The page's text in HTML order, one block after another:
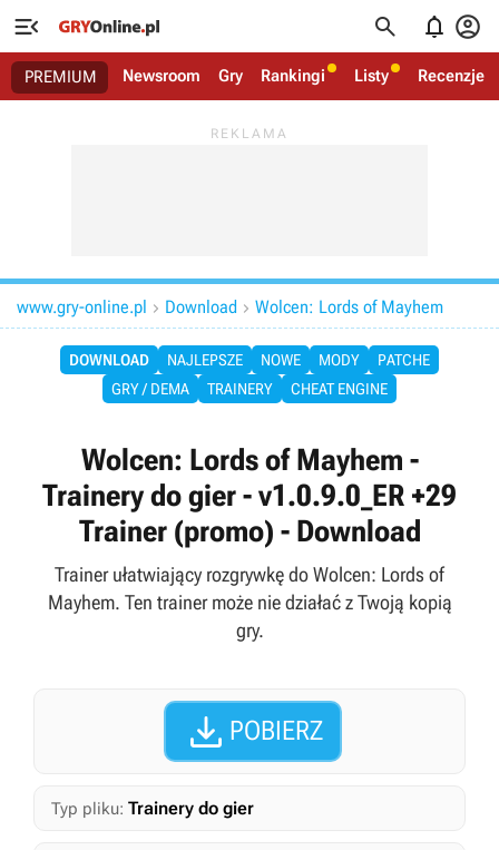
   
PREMIUM Newsroom Gry Rankingi Listy Recenzje
www.gry-online.pl  Download  Wolcen: Lords of Mayhem
DOWNLOAD NAJLEPSZE NOWE MODY
PATCHE
GRY / DEMA
TRAINERY CHEAT ENGINE
Wolcen: Lords of Mayhem -
Trainery do gier - v1.0.9.0_ER +29
Trainer (promo) - Download
Trainer ułatwiający rozgrywkę do Wolcen: Lords of
Mayhem. Ten trainer może nie działać z Twoją kopią
gry.
 POBIERZ
Typ pliku: Trainery do gier